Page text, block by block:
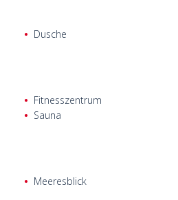
Dusche
Fitnesszentrum
Sauna
Meeresblick